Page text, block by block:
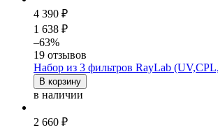
4 390 ₽
1 638 ₽
–63%
19 отзывов
Набор из 3 фильтров RayLab
В корзину
в наличии
2 660 ₽